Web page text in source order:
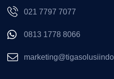
021 7797 7077
0813 1778 8066